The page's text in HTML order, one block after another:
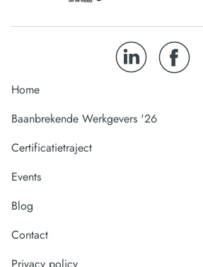
Home
Baanbrekende Werkgevers '26
Certificatietraject
Events
Blog
Contact